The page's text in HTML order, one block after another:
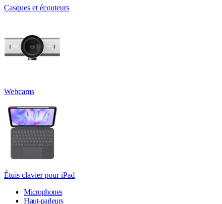
Casques et écouteurs
Webcams
Étuis clavier pour iPad
Microphones
Haut-parleurs